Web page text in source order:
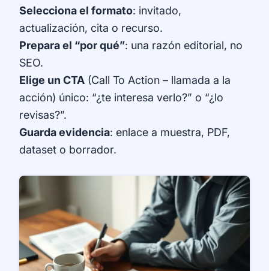
Selecciona el formato: invitado,
actualización, cita o recurso.
Prepara el “por qué”: una razón editorial, no
SEO.
Elige un CTA (Call To Action – llamada a la
acción) único: “¿te interesa verlo?” o “¿lo
revisas?”.
Guarda evidencia: enlace a muestra, PDF,
dataset o borrador.